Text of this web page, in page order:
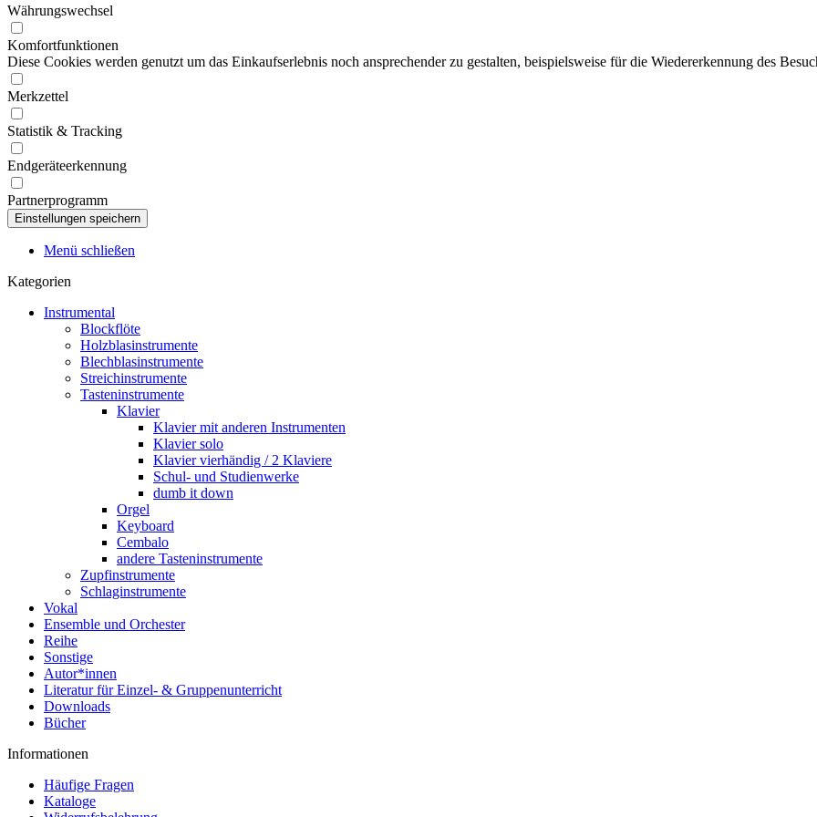
Währungswechsel
Komfortfunktionen
Diese Cookies werden genutzt um das Einkaufserlebnis noch ansprechender zu gestalten, beispielsweise für die Wiedererkennung des
Merkzettel
Statistik & Tracking
Endgeräteerkennung
Partnerprogramm
Menü schließen
Kategorien
Instrumental
Blockflöte
Holzblasinstrumente
Blechblasinstrumente
Streichinstrumente
Tasteninstrumente
Klavier
Klavier mit anderen Instrumenten
Klavier solo
Klavier vierhändig / 2 Klaviere
Schul- und Studienwerke
dumb it down
Orgel
Keyboard
Cembalo
andere Tasteninstrumente
Zupfinstrumente
Schlaginstrumente
Vokal
Ensemble und Orchester
Reihe
Sonstige
Autor*innen
Literatur für Einzel- & Gruppenunterricht
Downloads
Bücher
Informationen
Häufige Fragen
Kataloge